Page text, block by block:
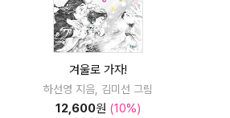
겨울로 가자!
하선영 지음, 김미선 그림
12,600원 (10%)